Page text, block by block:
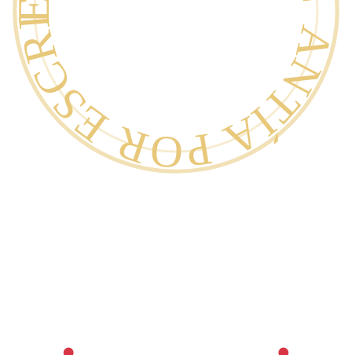
GARANTÍA POR ESCRITO ·